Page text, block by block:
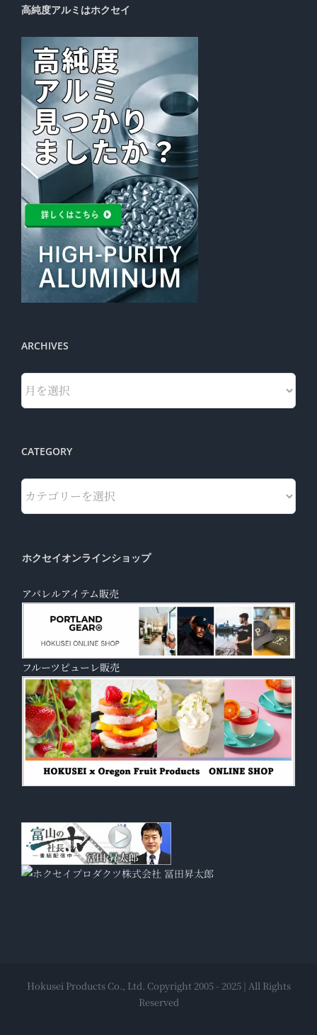
高純度アルミはホクセイ
ARCHIVES
Archives
CATEGORY
Category
ホクセイオンラインショップ
アパレルアイテム販売
フルーツピューレ販売
Hokusei Products Co., Ltd. Copyright 2005 - 2025 | All Rights
Reserved